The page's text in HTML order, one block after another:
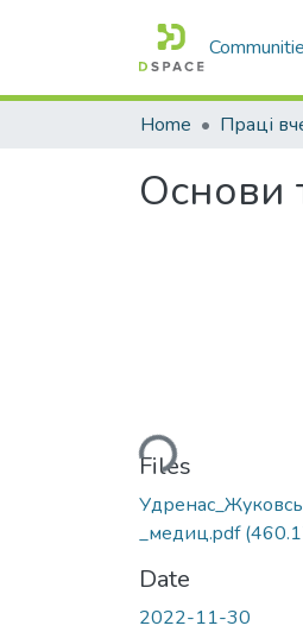
Home Праці
Основи
Loading...
Files
_медиц.pdf
Date
2022-11-30